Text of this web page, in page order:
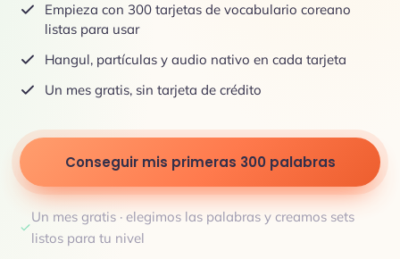
Empieza con 300 tarjetas de vocabulario coreano
listas para usar
Hangul, partículas y audio nativo en cada tarjeta
Un mes gratis, sin tarjeta de crédito
Conseguir mis primeras 300 palabras
Un mes gratis · elegimos las palabras y creamos sets
listos para tu nivel